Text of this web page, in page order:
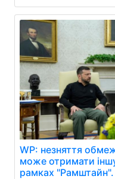
WP: незняття
може отримати
рамках "Рамштайн".